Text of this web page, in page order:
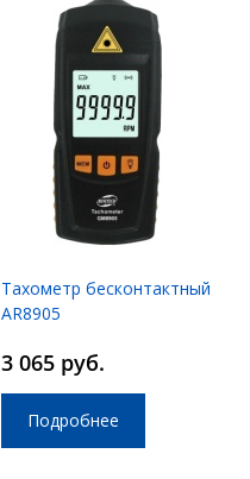
Тахометр бесконтактный
AR8905
3 065 руб.
Подробнее